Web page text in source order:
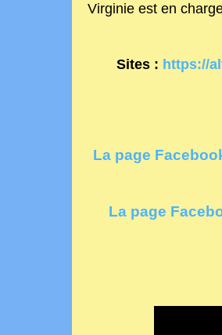
Virginie est en
Sites : https://
La page
La page